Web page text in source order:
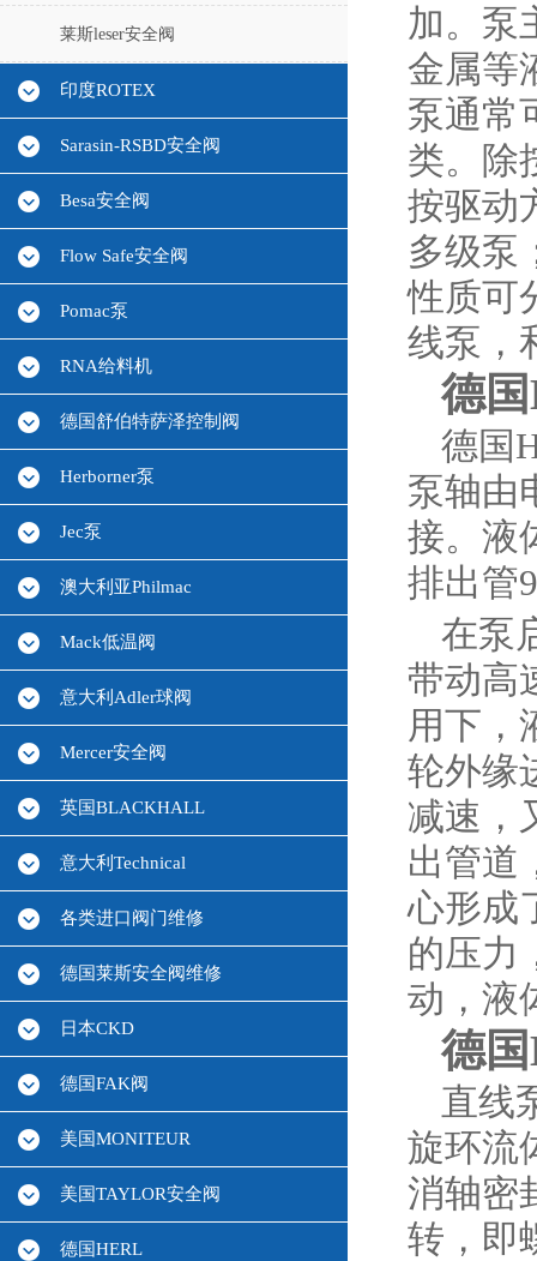
莱斯leser安全阀
印度ROTEX
Sarasin-RSBD安全阀
Besa安全阀
Flow Safe安全阀
Pomac泵
RNA给料机
德国舒伯特萨泽控制阀
Herborner泵
Jec泵
澳大利亚Philmac
Mack低温阀
意大利Adler球阀
Mercer安全阀
英国BLACKHALL
意大利Technical
各类进口阀门维修
德国莱斯安全阀维修
日本CKD
德国FAK阀
美国MONITEUR
美国TAYLOR安全阀
德国HERL
加。泵
金属等
泵通常
类。除
按驱动
多级泵
性质可
线泵，
德
德国
泵轴由
接。液
排出管
在泵
带动高
用下，
轮外缘
减速，
出管道
心形成
的压力
动，液
德
直线
旋环流
消轴密
转，即